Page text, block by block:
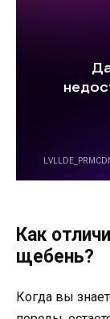
Как
щебень?
Когда вы